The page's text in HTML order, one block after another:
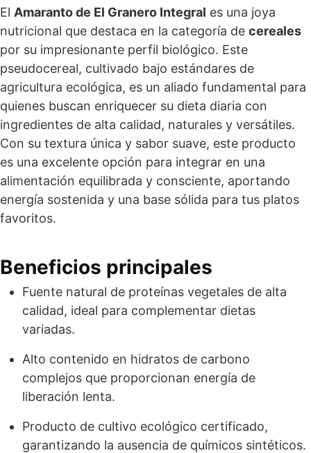
El Amaranto de El Granero Integral es una joya
nutricional que destaca en la categoría de cereales
por su impresionante perfil biológico. Este
pseudocereal, cultivado bajo estándares de
agricultura ecológica, es un aliado fundamental para
quienes buscan enriquecer su dieta diaria con
ingredientes de alta calidad, naturales y versátiles.
Con su textura única y sabor suave, este producto
es una excelente opción para integrar en una
alimentación equilibrada y consciente, aportando
energía sostenida y una base sólida para tus platos
favoritos.
Beneficios principales
Fuente natural de proteínas vegetales de alta
calidad, ideal para complementar dietas
variadas.
Alto contenido en hidratos de carbono
complejos que proporcionan energía de
liberación lenta.
Producto de cultivo ecológico certificado,
garantizando la ausencia de químicos sintéticos.